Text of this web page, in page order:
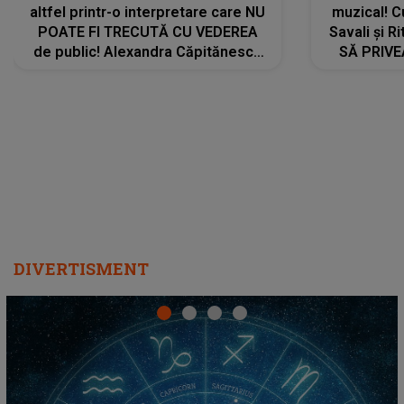
altfel printr-o interpretare care NU
POATE FI TRECUTĂ CU VEDEREA
de public! Alexandra Căpitănescu
muzical!
Savali și
SĂ
DIVERTISMENT